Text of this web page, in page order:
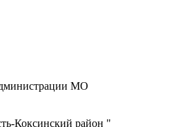
МО
Коксинский район "